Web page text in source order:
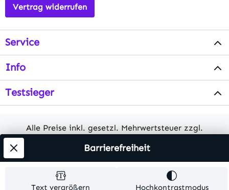
Vertrag widerrufen
Service
Info
Testsieger
Alle Preise inkl. gesetzl. Mehrwertsteuer zzgl.
Herstellerangaben und ohne Gewähr.
© 2026 MKV24 – Alle Rechte vorbehalten. Theme by
Text vergrößern Hochkontrastmodus
Barrierefreiheit